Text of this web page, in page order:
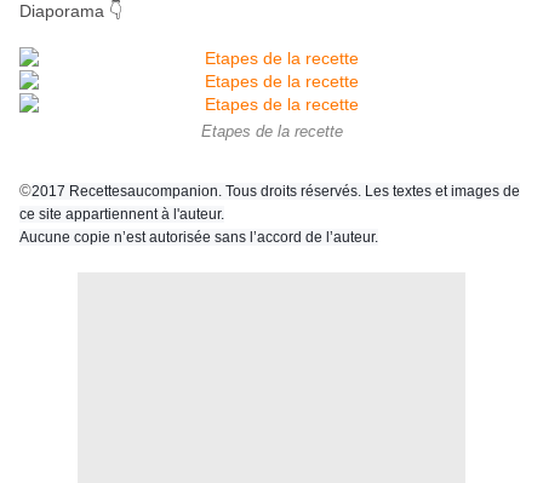
Diaporama 👇
Etapes de la recette
©2017 Recettesaucompanion. Tous droits réservés. Les textes et images de
ce site appartiennent à l'auteur.
Aucune copie n’est autorisée sans l’accord de l’auteur.